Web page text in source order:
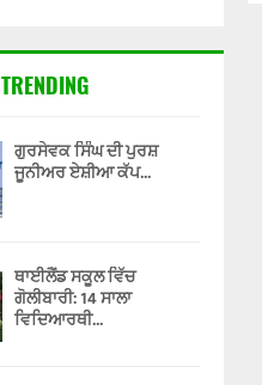
TRENDING
ਗੁਰਸੇਵਕ ਸਿੰਘ ਦੀ ਪੁਰਸ਼
ਜੂਨੀਅਰ ਏਸ਼ੀਆ ਕੱਪ...
ਥਾਈਲੈਂਡ ਸਕੂਲ ਵਿੱਚ
ਗੋਲੀਬਾਰੀ: 14 ਸਾਲਾ
ਵਿਦਿਆਰਥੀ...